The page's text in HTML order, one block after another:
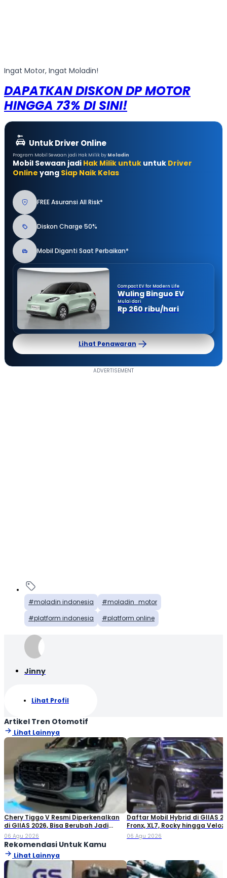
Ingat Motor, Ingat Moladin!
DAPATKAN DISKON DP MOTOR
HINGGA 73% DI SINI!
Untuk Driver Online
Program Mobil Sewaan jadi Hak Milik by Moladin
Mobil Sewaan jadi Hak Milik untuk untuk Driver
Online yang Siap Naik Kelas
FREE Asuransi All Risk*
Diskon Charge 50%
Mobil Diganti Saat Perbaikan*
Compact EV for Modern Life
Wuling Binguo EV
Mulai dari
Rp 260 ribu/hari
Lihat Penawaran
moladin indonesia
moladin_motor
platform indonesia
platform online
Jinny
Lihat Profil
Artikel Tren Otomotif
Lihat Lainnya
Chery Tiggo V Resmi Diperkenalkan
di GIIAS 2026, Bisa Berubah Jadi
Double Cabin
06 Agu 2026
Daftar Mobil Hybrid di GIIAS
Fronx, XL7, Rocky hingga Veloz!
06 Agu 2026
Rekomendasi Untuk Kamu
Lihat Lainnya